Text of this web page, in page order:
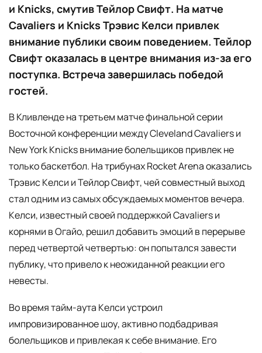
и Knicks, смутив Тейлор Свифт. На матче
Cavaliers и Knicks Трэвис Келси привлек
внимание публики своим поведением. Тейлор
Свифт оказалась в центре внимания из-за его
поступка. Встреча завершилась победой
гостей.
В Кливленде на третьем матче финальной серии
Восточной конференции между Cleveland Cavaliers и
New York Knicks внимание болельщиков привлек не
только баскетбол. На трибунах Rocket Arena оказались
Трэвис Келси и Тейлор Свифт, чей совместный выход
стал одним из самых обсуждаемых моментов вечера.
Келси, известный своей поддержкой Cavaliers и
корнями в Огайо, решил добавить эмоций в перерыве
перед четвертой четвертью: он попытался завести
публику, что привело к неожиданной реакции его
невесты.
Во время тайм-аута Келси устроил
импровизированное шоу, активно подбадривая
болельщиков и привлекая к себе внимание. Его